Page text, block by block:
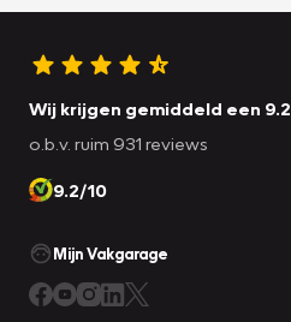
Wij krijgen gemiddeld een 9.2
o.b.v. ruim 931 reviews
9.2/10
Mijn Vakgarage